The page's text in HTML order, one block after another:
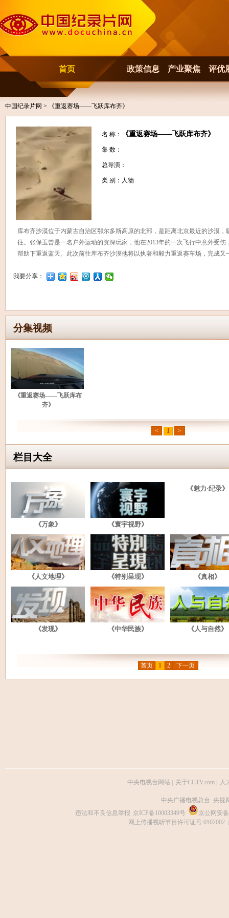
首页 政策信息 产业聚焦 评优
中国纪录片网 > 《重返赛场——飞跃库布齐》
名 称： 《重返赛场——飞跃库布齐》
集 数：
总导演：
类 别：人物
库布齐沙漠位于内蒙古自治区鄂尔多斯高原的北部，是距离北京最近的沙漠，
往。张保玉曾是一名户外运动的资深玩家，他在2013年的一次飞行中意外受
帮助下重返蓝天。此次前往库布齐沙漠他将以执著和毅力重返赛车场，完成又
我要分享：
分集视频
《重返赛场——飞跃库布
齐》
< 1 >
栏目大全
《万象》 《寰宇视野》
《魅力·纪录》
《人文地理》 《特别呈现》 《真相》
《发现》 《中华民族》 《人与自然》
首页 1 2 下一页
中央电视台网站 关于CCTV.com 人
中央广播电视总台 央视
违法和不良信息举报 京ICP备10003349号
京公网安
网上传播视听节目许可证号 0102002